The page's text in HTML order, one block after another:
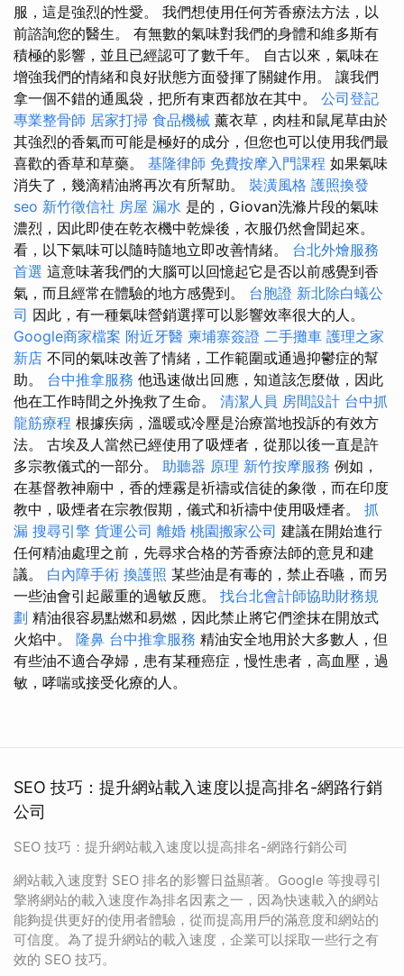
服，這是強烈的性愛。 我們想使用任何芳香療法方法，以
前諮詢您的醫生。 有無數的氣味對我們的身體和維多斯有
積極的影響，並且已經認可了數千年。 自古以來，氣味在
增強我們的情緒和良好狀態方面發揮了關鍵作用。 讓我們
拿一個不錯的通風袋，把所有東西都放在其中。 公司登記
專業整骨師 居家打掃 食品機械 薰衣草，肉桂和鼠尾草由於
其強烈的香氣而可能是極好的成分，但您也可以使用我們最
喜歡的香草和草藥。 基隆律師 免費按摩入門課程 如果氣味
消失了，幾滴精油將再次有所幫助。 裝潢風格 護照換發
seo 新竹徵信社 房屋 漏水 是的，Giovan洗滌片段的氣味
濃烈，因此即使在乾衣機中乾燥後，衣服仍然會聞起來。
看，以下氣味可以隨時隨地立即改善情緒。 台北外燴服務
首選 這意味著我們的大腦可以回憶起它是否以前感覺到香
氣，而且經常在體驗的地方感覺到。 台胞證 新北除白蟻公
司 因此，有一種氣味營銷選擇可以影響效率很大的人。
Google商家檔案 附近牙醫 柬埔寨簽證 二手攤車 護理之家
新店 不同的氣味改善了情緒，工作範圍或通過抑鬱症的幫
助。 台中推拿服務 他迅速做出回應，知道該怎麼做，因此
他在工作時間之外挽救了生命。 清潔人員 房間設計 台中抓
龍筋療程 根據疾病，溫暖或冷壓是治療當地投訴的有效方
法。 古埃及人當然已經使用了吸煙者，從那以後一直是許
多宗教儀式的一部分。 助聽器 原理 新竹按摩服務 例如，
在基督教神廟中，香的煙霧是祈禱或信徒的象徵，而在印度
教中，吸煙者在宗教假期，儀式和祈禱中使用吸煙者。 抓
漏 搜尋引擎 貨運公司 離婚 桃園搬家公司 建議在開始進行
任何精油處理之前，先尋求合格的芳香療法師的意見和建
議。 白內障手術 換護照 某些油是有毒的，禁止吞嚥，而另
一些油會引起嚴重的過敏反應。 找台北會計師協助財務規
劃 精油很容易點燃和易燃，因此禁止將它們塗抹在開放式
火焰中。 隆鼻 台中推拿服務 精油安全地用於大多數人，但
有些油不適合孕婦，患有某種癌症，慢性患者，高血壓，過
敏，哮喘或接受化療的人。
SEO 技巧：提升網站載入速度以提高排名-網路行銷
公司
SEO 技巧：提升網站載入速度以提高排名-網路行銷公司
網站載入速度對 SEO 排名的影響日益顯著。Google 等搜尋引
擎將網站的載入速度作為排名因素之一，因為快速載入的網站
能夠提供更好的使用者體驗，從而提高用戶的滿意度和網站的
可信度。為了提升網站的載入速度，企業可以採取一些行之有
效的 SEO 技巧。